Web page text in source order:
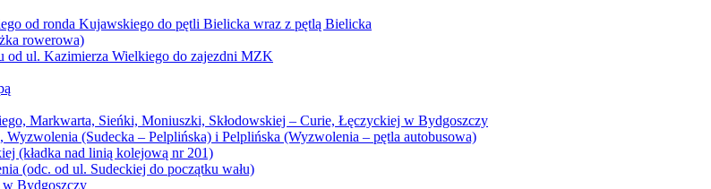
od ronda Kujawskiego do pętli Bielicka wraz z pętlą Bielicka
rowerowa)
od ul. Kazimierza Wielkiego do zajezdni MZK
Markwarta, Sieńki, Moniuszki, Skłodowskiej – Curie, Łęczyckiej w Bydgoszczy
(Sudecka – Pelplińska) i Pelplińska (Wyzwolenia – pętla autobusowa)
(kładka nad linią kolejową nr 201)
(odc. od ul. Sudeckiej do początku wału)
Bydgoszczy